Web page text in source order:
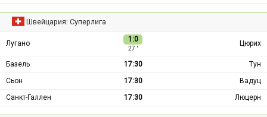
Швейцария: Суперлига
Лугано 1:0
27 ′
Цюрих
Базель 17:30
Тун
Сьон
17:30
Вадуц
Санкт-Галлен
17:30 Люцерн